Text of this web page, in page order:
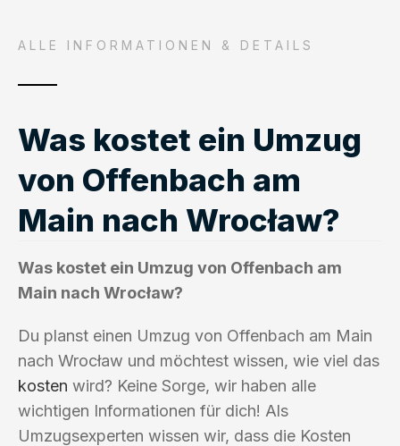
ALLE INFORMATIONEN & DETAILS
Was kostet ein Umzug
von Offenbach am
Main nach Wrocław?
Was kostet ein Umzug von Offenbach am
Main nach Wrocław?
Du planst einen Umzug von Offenbach am Main
nach Wrocław und möchtest wissen, wie viel das
kosten wird? Keine Sorge, wir haben alle
wichtigen Informationen für dich! Als
Umzugsexperten wissen wir, dass die Kosten